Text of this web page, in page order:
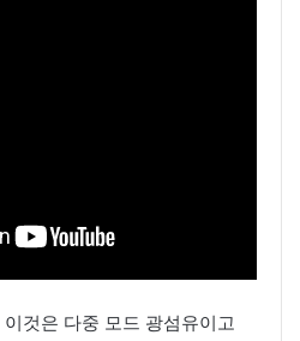
것은 다중 모드 광섬유이고